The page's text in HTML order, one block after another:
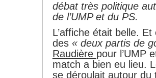
débat trèspolitique
de l’UMP et du PS.
L’affiche était belle.
des « deux partis de
Raudière pour l’UMP
match a bien eu lieu.
se déroulait autour